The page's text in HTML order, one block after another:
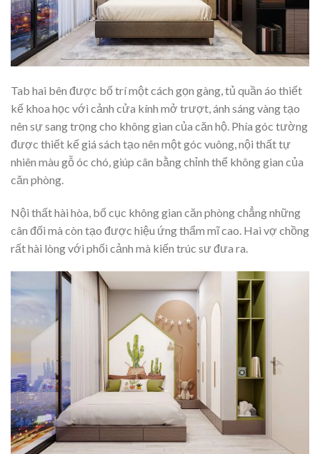
Tab hai bên được bố trí một cách gọn gàng, tủ quần áo thiết
kế khoa học với cảnh cửa kính mở trượt, ánh sáng vàng tạo
nên sự sang trọng cho không gian của căn hộ. Phía góc tường
được thiết kế giá sách tạo nên một góc vuông, nội thất tự
nhiên màu gỗ óc chó, giúp cân bằng chỉnh thể không gian của
căn phòng.
Nội thất hài hòa, bố cục không gian căn phòng chẳng những
cân đối mà còn tạo được hiệu ứng thẩm mĩ cao. Hai vợ chồng
rất hài lòng với phối cảnh mà kiến trúc sư đưa ra.